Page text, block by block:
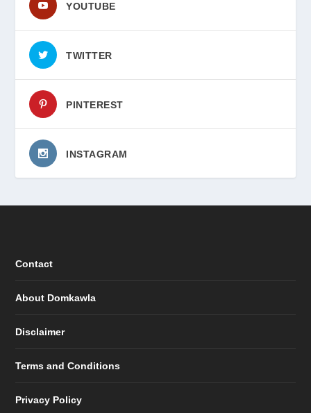
YOUTUBE
TWITTER
PINTEREST
INSTAGRAM
Contact
About Domkawla
Disclaimer
Terms and Conditions
Privacy Policy